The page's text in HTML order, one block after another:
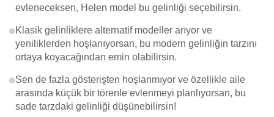
evleneceksen, Helen model bu gelinliği seçebilirsin.
Klasik gelinliklere alternatif modeller arıyor ve
yeniliklerden hoşlanıyorsan, bu modern gelinliğin tarzını
ortaya koyacağından emin olabilirsin.
Sen de fazla gösterişten hoşlanmıyor ve özellikle aile
arasında küçük bir törenle evlenmeyi planlıyorsan, bu
sade tarzdaki gelinliği düşünebilirsin!